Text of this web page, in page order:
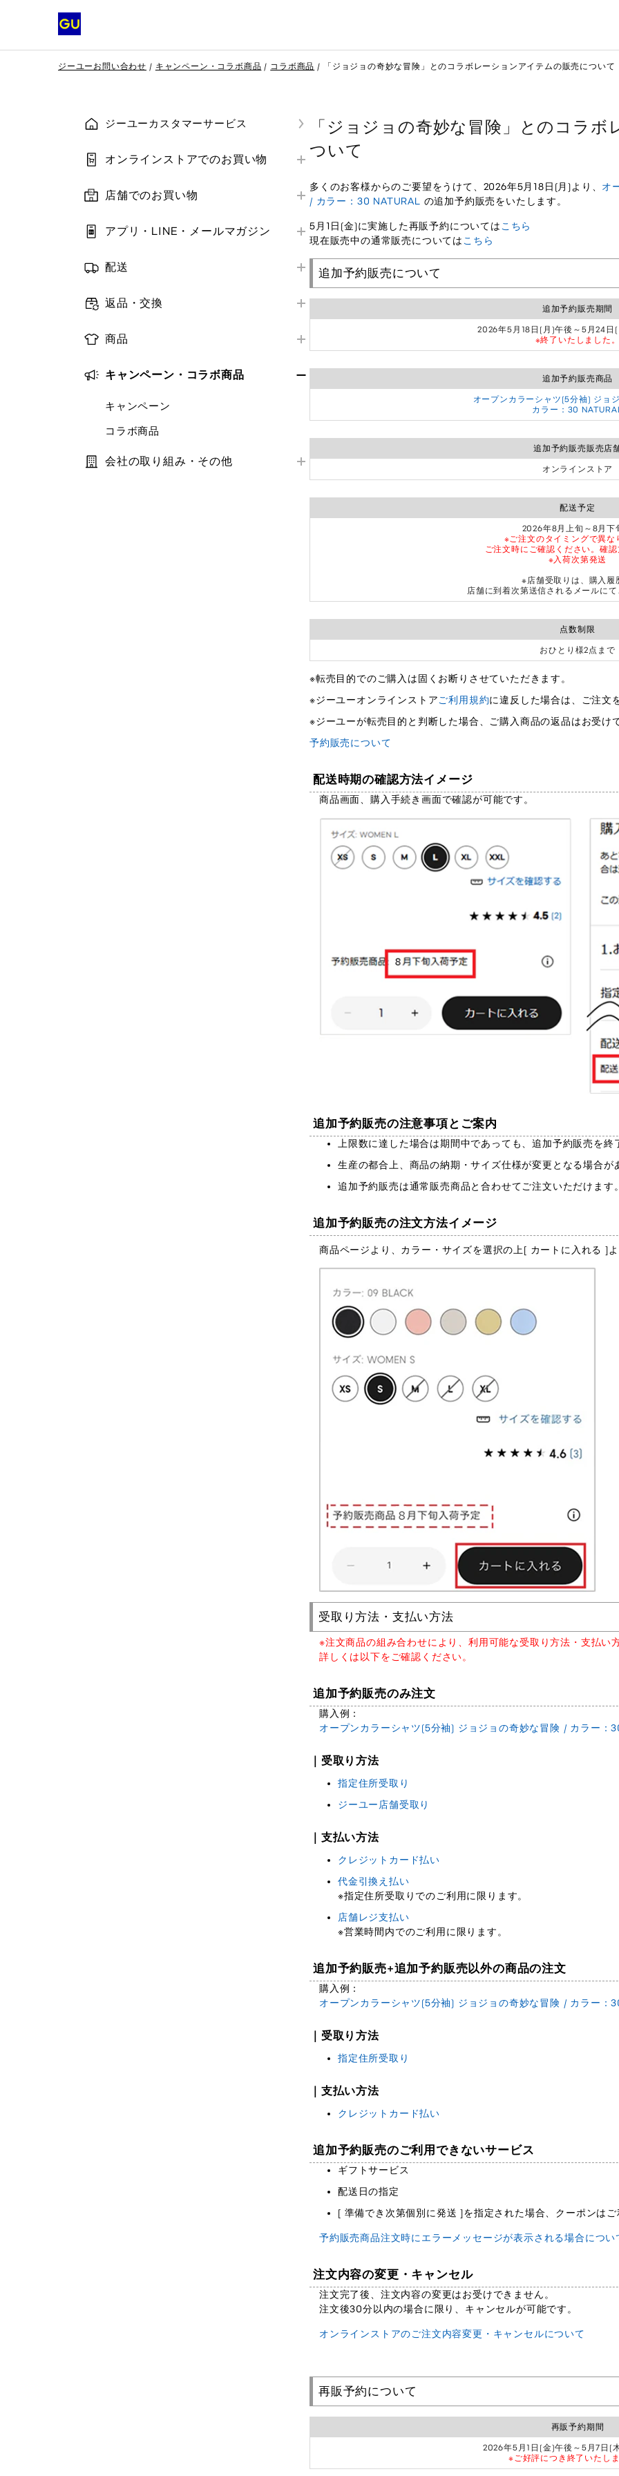
ジーユーお問い合わせ キャンペーン・コラボ商品 コラボ商品 「ジョジョの奇妙な冒険」とのコラボレーションアイテムの販売について
ジーユーカスタマーサービス
オンラインストアでのお買い物
ご注文方法
クーポン
補正サービス
梱包・ギフトサービス
商品レビュー
推奨環境・設定
店舗でのお買い物
補正サービス
店舗サービスアンケート
アプリ・LINE・メールマガジン
アプリ・LINE
メールマガジン
クーポン
StyleHint・LIVE STATION
推奨環境・設定
配送
お届け日数
配送状況の確認
返品・交換
返金の方法・時期
商品
在庫
サイズ
価格
キャンペーン・コラボ商品
キャンペーン
コラボ商品
会社の取り組み・その他
「ジョジョの奇妙な冒険」とのコラ
ついて
多くのお客様からのご要望をうけて、2026年5月18日(月)より、 オ
/ カラー：30 NATURAL の追加予約販売をいたします。
5月1日(金)に実施した再販予約についてはこちら
現在販売中の通常販売についてはこちら
追加予約販売について
追加予約販売期間
2026年5月18日(月)午後～5月24日
※終了いたしました。
追加予約販売商品
オープンカラーシャツ(5分袖) ジョ
カラー：30
追加予約販売販売店
オンラインストア
配送予定
2026年8月上旬～8月下
※ご注文のタイミングで異な
ご注文時にご確認ください。確認
※入荷次第発送
※店舗受取りは、購入履
店舗に到着次第送信されるメールにて
点数制限
おひとり様2点まで
転売目的でのご購入は固くお断りさせていただきます。
ジーユーオンラインストアご利用規約に違反した場合は、ご注文
ジーユーが転売目的と判断した場合、ご購入商品の返品はお受け
予約販売について
配送時期の確認方法イメージ
商品画面、購入手続き画面で確認が可能です。
追加予約販売の注意事項とご案内
上限数に達した場合は期間中であっても、追加予約販売を終
生産の都合上、商品の納期・サイズ仕様が変更となる場合が
追加予約販売は通常販売商品と合わせてご注文いただけます。
追加予約販売の注文方法イメージ
商品ページより、カラー・サイズを選択の上[ カートに入れる ]よ
受取り方法・支払い方法
※注文商品の組み合わせにより、利用可能な受取り方法・支払い
詳しくは以下をご確認ください。
追加予約販売のみ注文
購入例：
オープンカラーシャツ(5分袖) ジョジョの奇妙な冒険 / カラー：
｜受取り方法
指定住所受取り
ジーユー店舗受取り
｜支払い方法
クレジットカード払い
代金引換え払い
※指定住所受取りでのご利用に限ります。
店舗レジ支払い
※営業時間内でのご利用に限ります。
追加予約販売+追加予約販売以外の商品の注文
購入例：
オープンカラーシャツ(5分袖) ジョジョの奇妙な冒険 / カラー：
｜受取り方法
指定住所受取り
｜支払い方法
クレジットカード払い
追加予約販売のご利用できないサービス
ギフトサービス
配送日の指定
[ 準備でき次第個別に発送 ]を指定された場合、クーポンはご
予約販売商品注文時にエラーメッセージが表示される場合につい
注文内容の変更・キャンセル
注文完了後、注文内容の変更はお受けできません。
注文後30分以内の場合に限り、キャンセルが可能です。
オンラインストアのご注文内容変更・キャンセルについて
再販予約について
再販予約期間
2026年5月1日(金)午後～5月7日(
※ご好評につき終了いたしま